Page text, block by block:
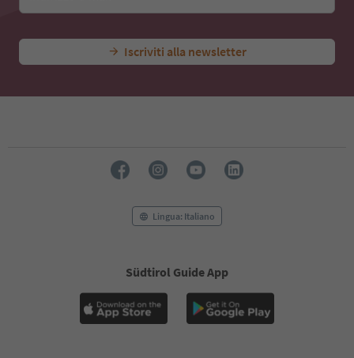
Iscriviti alla newsletter
Lingua: Italiano
Südtirol Guide App